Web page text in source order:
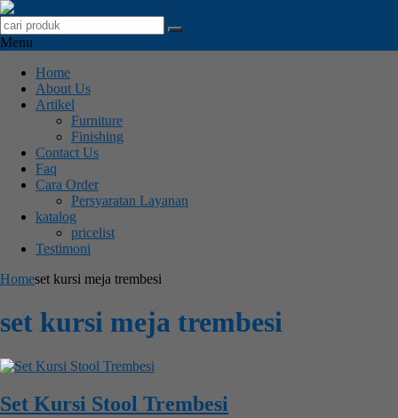
Menu
Home
About Us
Artikel
Furniture
Finishing
Contact Us
Faq
Cara Order
Persyaratan Layanan
katalog
pricelist
Testimoni
Homeset kursi meja trembesi
set kursi meja trembesi
Set Kursi Stool Trembesi